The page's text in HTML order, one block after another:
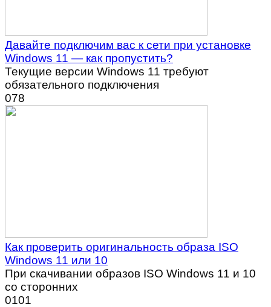
Давайте подключим вас к сети при установке
Windows 11 — как пропустить?
Текущие версии Windows 11 требуют
обязательного подключения
078
Как проверить оригинальность образа ISO
Windows 11 или 10
При скачивании образов ISO Windows 11 и 10
со сторонних
0101